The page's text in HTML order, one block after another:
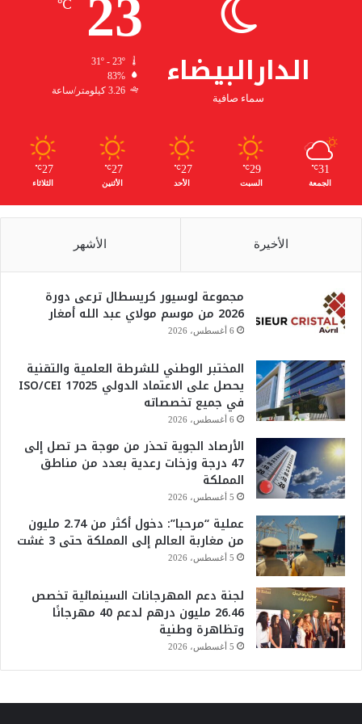
الدارالبيضاء
سماء صافية
23
℃
83%
3.26 كيلومتر/ساعة
31
℃
الجمعة
29
℃
السبت
27
℃
الأحد
27
℃
الأثنين
27
℃
الثلاثاء
الأخيرة الأشهر
مجموعة لوسيور كريسطال ترعى دورة
2026 من موسم مولاي عبد الله أمغار
6 أغسطس، 2026
المختبر الوطني للشرطة العلمية والتقنية
يحصل على الاعتماد الدولي ISO/CEI 17025
في جميع تخصصاته
6 أغسطس، 2026
الأرصاد الجوية تحذر من موجة حر تصل إلى
47 درجة وزخات رعدية بعدد من مناطق
المملكة
5 أغسطس، 2026
عملية “مرحبا”: دخول أكثر من 2.74 مليون
من مغاربة العالم إلى المملكة حتى 3 غشت
5 أغسطس، 2026
لجنة دعم المهرجانات السينمائية تخصص
26.46 مليون درهم لدعم 40 مهرجانًا
وتظاهرة وطنية
5 أغسطس، 2026